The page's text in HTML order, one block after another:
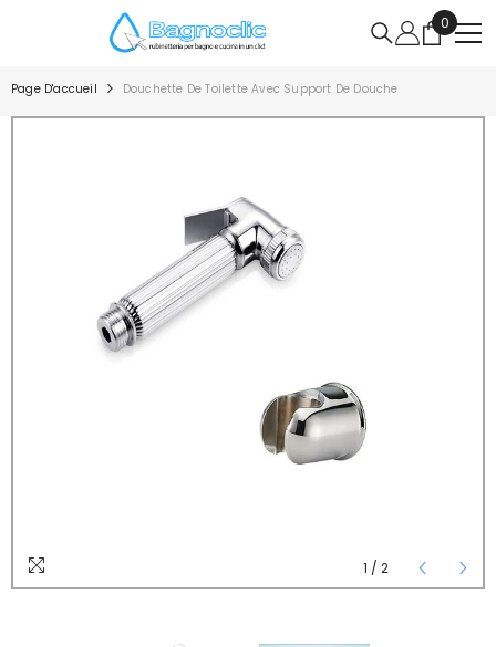
IGNORER ET PASSER AU CONTENU
0
0
article
Page D'accueil Douchette De Toilette Avec Support De Douche
1 / 2